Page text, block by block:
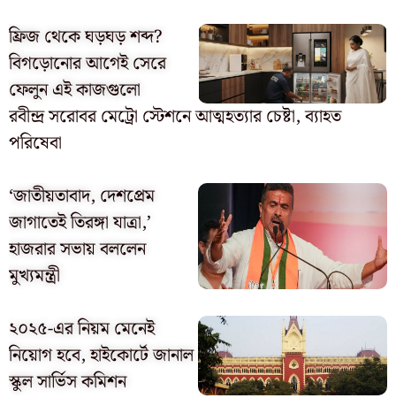
ফ্রিজ থেকে ঘড়ঘড় শব্দ?
বিগড়োনোর আগেই সেরে
ফেলুন এই কাজগুলো
রবীন্দ্র সরোবর মেট্রো স্টেশনে আত্মহত্যার চেষ্টা, ব্যাহত
পরিষেবা
‘জাতীয়তাবাদ, দেশপ্রেম
জাগাতেই তিরঙ্গা যাত্রা,’
হাজরার সভায় বললেন
মুখ্যমন্ত্রী
২০২৫-এর নিয়ম মেনেই
নিয়োগ হবে, হাইকোর্টে জানাল
স্কুল সার্ভিস কমিশন